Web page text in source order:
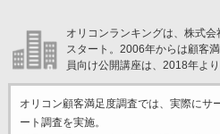
オリコンランキングは、株式
スタート。2006年からは顧客
員向け公開講座は、2018年よ
オリコン顧客満足度調査では、実際にサ
ート調査を実施。